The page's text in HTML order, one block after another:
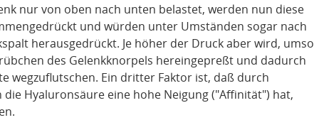
nur von oben nach unten belastet, werden nun diese
und würden unter Umständen sogar nach
herausgedrückt. Je höher der Druck aber wird, umso
des Gelenkknorpels hereingepreßt und dadurch
wegzuflutschen. Ein dritter Faktor ist, daß durch
Hyaluronsäure eine hohe Neigung ("Affinität") hat,